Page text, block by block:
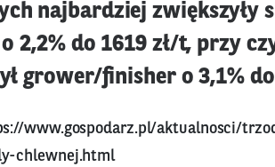
najbardziej zwiększyły
2,2% do 1619 zł/t, przy
grower/finisher o 3,1%
www.gospodarz.pl/aktualnosci/
chlewnej.html